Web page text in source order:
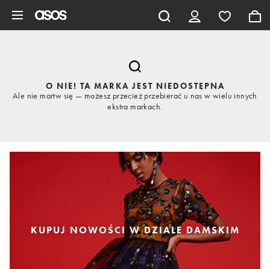
O NIE! TA MARKA JEST NIEDOSTĘPNA
Ale nie martw się — możesz przecież przebierać u nas w wielu innych
ekstra markach.
KUPUJ NOWOŚCI W DZIALE DAMSKIM